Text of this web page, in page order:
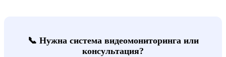
📞 Нужна система видеомониторинга или
консультация?